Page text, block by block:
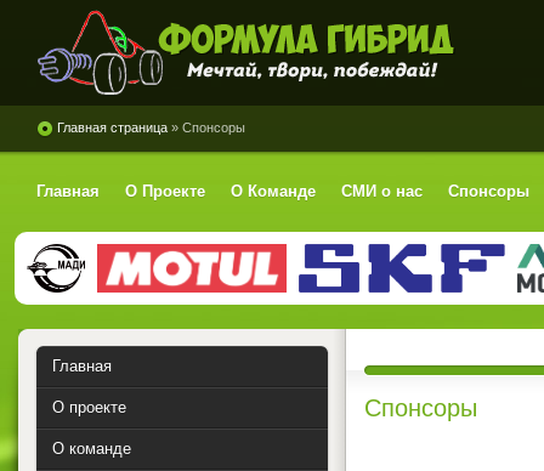
Формула Гибрид
Главная страница » Спонсоры
Главная О Проекте О Команде СМИ о нас Спонсоры
Спонсоры
Главная
О проекте
О команде